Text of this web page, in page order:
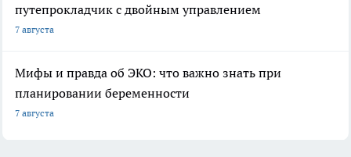
путепрокладчик с двойным управлением
7 августа
Мифы и правда об ЭКО: что важно знать при
планировании беременности
7 августа